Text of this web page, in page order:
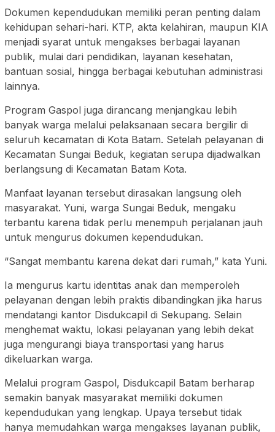
Dokumen kependudukan memiliki peran penting dalam
kehidupan sehari-hari. KTP, akta kelahiran, maupun KIA
menjadi syarat untuk mengakses berbagai layanan
publik, mulai dari pendidikan, layanan kesehatan,
bantuan sosial, hingga berbagai kebutuhan administrasi
lainnya.
Program Gaspol juga dirancang menjangkau lebih
banyak warga melalui pelaksanaan secara bergilir di
seluruh kecamatan di Kota Batam. Setelah pelayanan di
Kecamatan Sungai Beduk, kegiatan serupa dijadwalkan
berlangsung di Kecamatan Batam Kota.
Manfaat layanan tersebut dirasakan langsung oleh
masyarakat. Yuni, warga Sungai Beduk, mengaku
terbantu karena tidak perlu menempuh perjalanan jauh
untuk mengurus dokumen kependudukan.
“Sangat membantu karena dekat dari rumah,” kata Yuni.
Ia mengurus kartu identitas anak dan memperoleh
pelayanan dengan lebih praktis dibandingkan jika harus
mendatangi kantor Disdukcapil di Sekupang. Selain
menghemat waktu, lokasi pelayanan yang lebih dekat
juga mengurangi biaya transportasi yang harus
dikeluarkan warga.
Melalui program Gaspol, Disdukcapil Batam berharap
semakin banyak masyarakat memiliki dokumen
kependudukan yang lengkap. Upaya tersebut tidak
hanya memudahkan warga mengakses layanan publik,